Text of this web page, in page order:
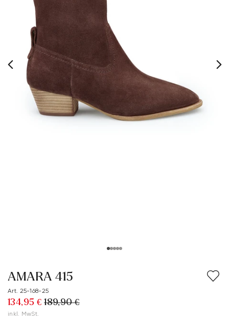
AMARA 415
Art. 25-168-25
134,95 € 189,90 €
inkl. MwSt.